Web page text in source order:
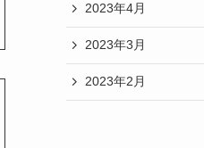
2023年4月
2023年3月
2023年2月